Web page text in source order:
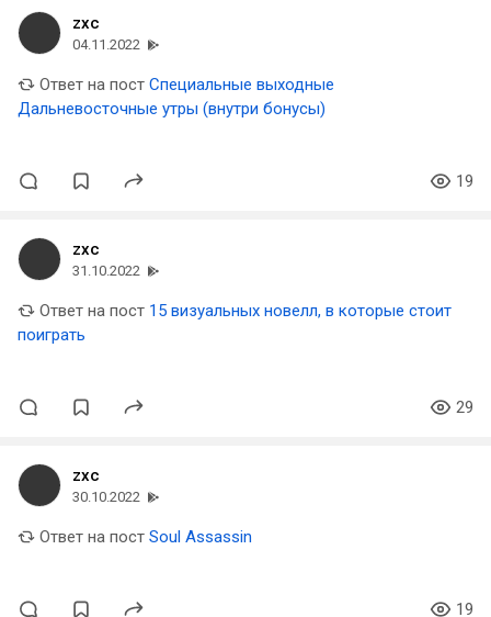
zxc
04.11.2022
Ответ на пост Специальные выходные
Дальневосточные утры (внутри бонусы)
19
zxc
31.10.2022
Ответ на пост 15 визуальных новелл, в которые стоит
поиграть
29
zxc
30.10.2022
Ответ на пост Soul Assassin
19